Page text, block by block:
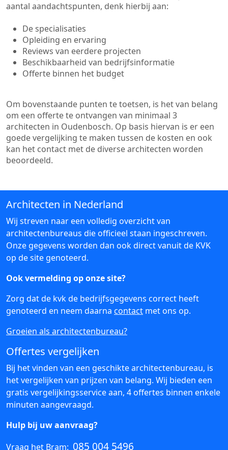
aantal aandachtspunten, denk hierbij aan:
De specialisaties
Opleiding en ervaring
Reviews van eerdere projecten
Beschikbaarheid van bedrijfsinformatie
Offerte binnen het budget
Om bovenstaande punten te toetsen, is het van belang
om een offerte te ontvangen van minimaal 3
architecten in Oudenbosch. Op basis hiervan is er een
goede vergelijking te maken tussen de kosten en ook
kan het contact met de diverse architecten worden
beoordeeld.
Architecten in Nederland
Wij streven naar een volledig overzicht van
architectenbureaus die officieel staan ingeschreven.
Onze gegevens worden dan ook direct vanuit de KVK
op de site genoteerd.
Ook vermelding op onze site?
Zorg dat de kvk de bedrijfsgegevens correct heeft
genoteerd en neem daarna contact met ons op.
Groeien als architectenbureau?
Offertes vergelijken
Bij het vinden van een geschikte architectenbureau, is
het vergelijken van prijzen van belang. Wij bieden een
gratis vergelijkingsservice aan, 4 offertes binnen enkele
minuten aangevraagd.
Hulp bij uw aanvraag?
Vraag het Bram: 085 004 5496